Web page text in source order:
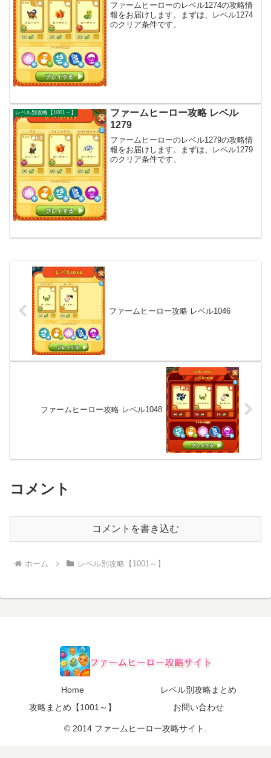
ファームヒーローのレベル1274の攻略情
報をお届けします。まずは、レベル1274
のクリア条件です。
レベル別攻略【1001～】
ファームヒーロー攻略 レベル
1279
ファームヒーローのレベル1279の攻略情
報をお届けします。まずは、レベル1279
のクリア条件です。
ファームヒーロー攻略 レベル1046
ファームヒーロー攻略 レベル1048
コメント
コメントを書き込む
ホーム レベル別攻略【1001～】
Home
レベル別攻略まとめ
攻略まとめ【1001～】
お問い合わせ
© 2014 ファームヒーロー攻略サイト.